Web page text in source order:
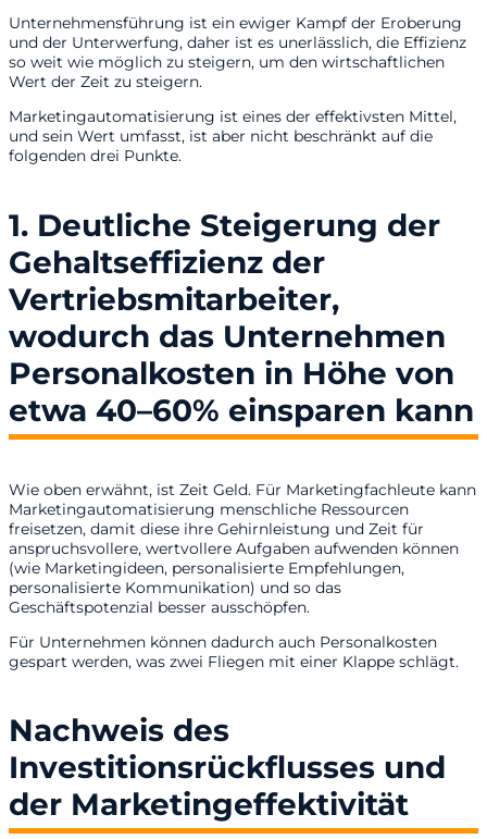
Unternehmensführung ist ein ewiger Kampf der Eroberung
und der Unterwerfung, daher ist es unerlässlich, die Effizienz
so weit wie möglich zu steigern, um den wirtschaftlichen
Wert der Zeit zu steigern.
Marketingautomatisierung ist eines der effektivsten Mittel,
und sein Wert umfasst, ist aber nicht beschränkt auf die
folgenden drei Punkte.
1. Deutliche Steigerung der
Gehaltseffizienz der
Vertriebsmitarbeiter,
wodurch das Unternehmen
Personalkosten in Höhe von
etwa 40–60% einsparen kann
Wie oben erwähnt, ist Zeit Geld. Für Marketingfachleute kann
Marketingautomatisierung menschliche Ressourcen
freisetzen, damit diese ihre Gehirnleistung und Zeit für
anspruchsvollere, wertvollere Aufgaben aufwenden können
(wie Marketingideen, personalisierte Empfehlungen,
personalisierte Kommunikation) und so das
Geschäftspotenzial besser ausschöpfen.
Für Unternehmen können dadurch auch Personalkosten
gespart werden, was zwei Fliegen mit einer Klappe schlägt.
Nachweis des
Investitionsrückflusses und
der Marketingeffektivität